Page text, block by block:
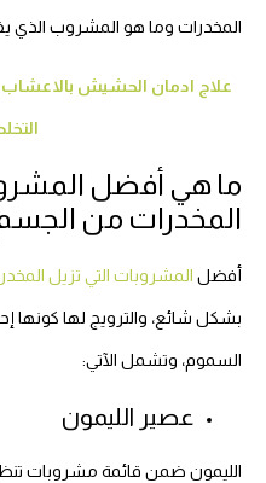
المخدرات وما هو المشروب الذي
علاج ادمان الحشيش
ما هي أفضل
المخدرات من
أفضل المشروبات التي تزيل
بشكل شائع، والترويج لها
السموم، وتشمل الآتي:
عصير الليمون
الليمون ضمن قائمة مشروبات